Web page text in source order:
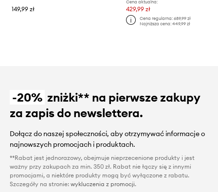
149,99 zł
Cena aktualna:
429,99 zł
Cena regularna: 689,99 zł
Najniższa cena: 449,99 zł
-20% zniżki** na pierwsze zakupy
za zapis do newslettera.
Dołącz do naszej społeczności, aby otrzymywać informacje o
najnowszych promocjach i produktach.
**Rabat jest jednorazowy, obejmuje nieprzecenione produkty i jest
ważny przy zakupach za min. 350 zł. Rabat nie łączy się z innymi
promocjami, a niektóre produkty mogą być wyłączone z rabatu.
Szczegóły na stronie: wykluczenia z promocji.